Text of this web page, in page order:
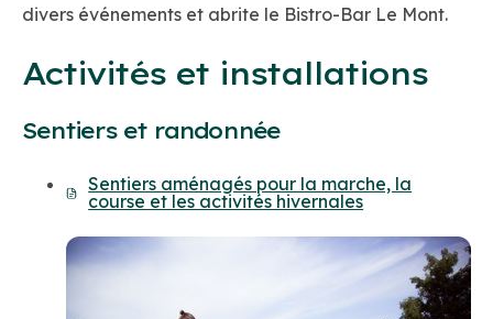
divers événements et abrite le Bistro-Bar Le Mont.
Activités et installations
Sentiers et randonnée
Sentiers aménagés pour la marche, la
course et les activités hivernales